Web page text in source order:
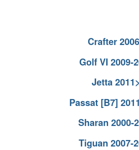
Crafter
Golf VI 2009-
Jetta 2011>
Passat [B7]
Sharan 2000-
Tiguan 2007-